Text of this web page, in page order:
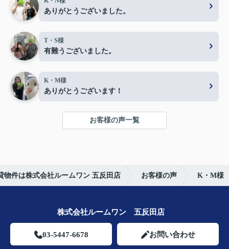
ありがとうございました。
T・S様
有難うございました。
K・M様
ありがとうございます！
お客様の声一覧
物件は株式会社ルームワン 五反田店 お客様の声 K・M様
株式会社ルームワン 五反田店
03-5447-6678 お問い合わせ